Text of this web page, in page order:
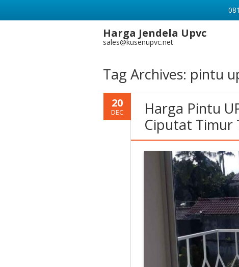
Harga Jendela Upvc
sales@kusenupvc.net
Tag Archives: pintu
20
DEC
Harga Pintu
Ciputat Timur